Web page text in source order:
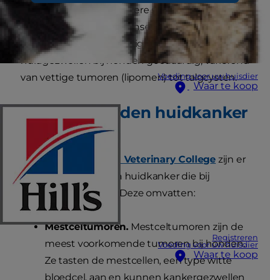
Voeding voor uw huisdier
Waar te koop
Registreren
Voeding voor uw huisdier
Waar te koop
Honden kunnen meerdere soorten huidkanker
krijgen en net als bij mensen heeft elke soort
andere tekenen. Gelukkig zijn de meeste
huidgezwellen bij honden goedaardig, variërend
van vettige tumoren (lipomen) tot talgcysten.
Kunnen honden huidkanker
krijgen?
Ja. Volgens het Royal Veterinary College zijn er
verschillende soorten huidkanker die bij
honden voorkomen. Deze omvatten:
Mestceltumoren. Mestceltumoren zijn de
meest voorkomende tumoren bij honden.
Ze tasten de mestcellen, een type witte
bloedcel, aan en kunnen kankergezwellen